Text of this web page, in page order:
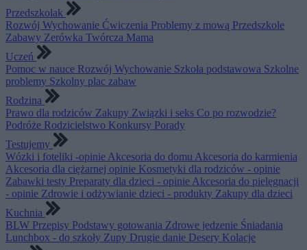
Przedszkolak
Rozwój Wychowanie Ćwiczenia Problemy z mową Przedszkole
Zabawy Zerówka Twórcza Mama
Uczeń
Pomoc w nauce Rozwój Wychowanie Szkoła podstawowa Szkolne
problemy Szkolny plac zabaw
Rodzina
Prawo dla rodziców Zakupy Związki i seks Co po rozwodzie?
Podróże Rodzicielstwo Konkursy Porady
Testujemy
Wózki i foteliki -opinie Akcesoria do domu Akcesoria do karmienia
Akcesoria dla ciężarnej opinie Kosmetyki dla rodziców - opinie
Zabawki testy Preparaty dla dzieci - opinie Akcesoria do pielęgnacji
- opinie Zdrowie i odżywianie dzieci - produkty Zakupy dla dzieci
Kuchnia
BLW Przepisy Podstawy gotowania Zdrowe jedzenie Śniadania
Lunchbox - do szkoły Zupy Drugie danie Desery Kolacje